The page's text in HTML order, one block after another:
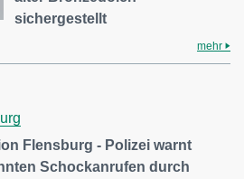
sichergestellt
mehr
Flensburg - Polizei warnt
Schockanrufen durch